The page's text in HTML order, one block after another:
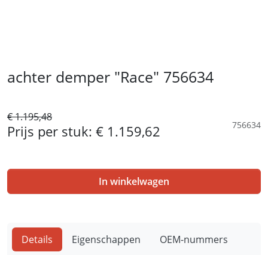
achter demper "Race" 756634
€ 1.195,48
Prijs per stuk: € 1.159,62 756634
In winkelwagen
Details Eigenschappen
OEM-nummers